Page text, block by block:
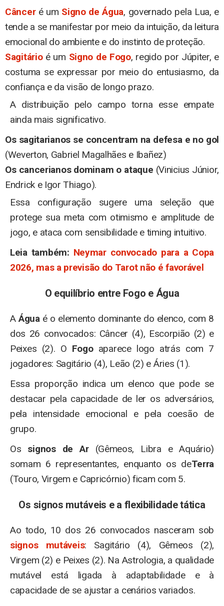
Cânceré um Signo de Água, governado pela Lua, e
tende a se manifestar por meio da intuição, da leitura
emocional do ambiente e do instinto de proteção.
Sagitárioé um Signo de Fogo, regido por Júpiter, e
costuma se expressar por meio do entusiasmo, da
confiança e da visão de longo prazo.
A distribuição pelo campo torna esse empate
ainda mais significativo.
Os sagitarianos se concentram na defesa e no gol
(Weverton, Gabriel Magalhães e Ibañez)
Os cancerianos dominam o ataque (Vinicius Júnior,
Endrick e Igor Thiago).
Essa configuração sugere uma seleção que
protege sua meta com otimismo e amplitude de
jogo, e ataca com sensibilidade e timing intuitivo.
Leia também: Neymar convocado para a Copa
2026, mas a previsão do Tarot não é favorável
O equilíbrio entre Fogo e Água
AÁgua é o elemento dominante do elenco, com 8
dos 26 convocados: Câncer (4), Escorpião (2) e
Peixes (2). O Fogoaparece logo atrás com 7
jogadores: Sagitário (4), Leão (2) e Áries (1).
Essa proporção indica um elenco que pode se
destacar pela capacidade de ler os adversários,
pela intensidade emocional e pela coesão de
grupo.
Os signos de Ar(Gêmeos, Libra e Aquário)
somam 6 representantes, enquanto os deTerra
(Touro, Virgem e Capricórnio) ficam com 5.
Os signos mutáveis e a flexibilidade tática
Ao todo, 10 dos 26 convocados nasceram sob
signos mutáveis: Sagitário (4), Gêmeos (2),
Virgem (2) e Peixes (2). Na Astrologia, a qualidade
mutável está ligada à adaptabilidade e à
capacidade de se ajustar a cenários variados.